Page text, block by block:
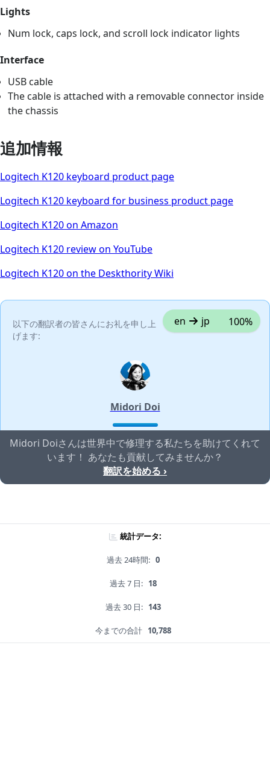
Lights
Num lock, caps lock, and scroll lock indicator lights
Interface
USB cable
The cable is attached with a removable connector inside
the chassis
追加情報
Logitech K120 keyboard product page
Logitech K120 keyboard for business product page
Logitech K120 on Amazon
Logitech K120 review on YouTube
Logitech K120 on the Deskthority Wiki
以下の翻訳者の皆さんにお礼を申し上
げます:
en jp 100%
Midori Doi
Midori Doiさんは世界中で修理する私たちを助けてくれて
います！ あなたも貢献してみませんか？
翻訳を始める ›
統計データ:
過去 24時間: 0
過去 7 日: 18
過去 30 日: 143
今までの合計 10,788